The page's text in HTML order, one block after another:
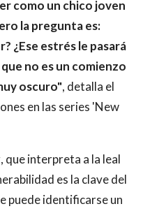
como un chico joven
la pregunta es:
¿Ese estrés le pasará
no es un comienzo
oscuro", detalla el
en las series 'New
que interpreta a la leal
es la clave del
puede identificarse un